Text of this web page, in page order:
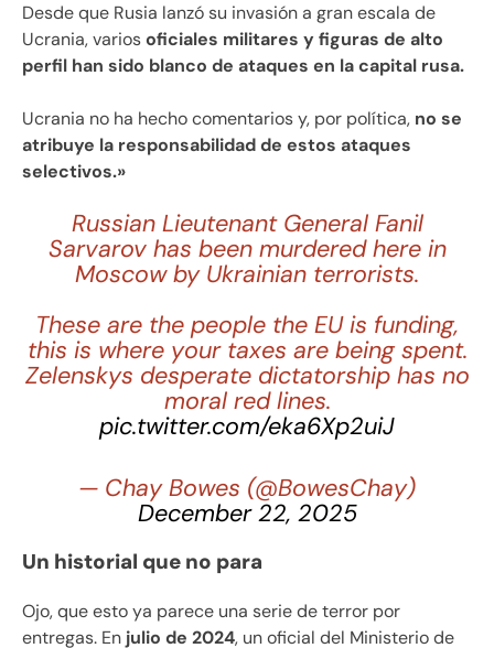
Desde que Rusia lanzó su invasión a gran escala de
Ucrania, variosoficiales militares y figuras de alto
perfil han sido blanco de ataques en la capital rusa.
Ucrania no ha hecho comentarios y, por política, no se
atribuye la responsabilidad de estos ataques
selectivos.»
Russian Lieutenant General Fanil
Sarvarov has been murdered here in
Moscow by Ukrainian terrorists.
These are the people the EU is funding,
this is where your taxes are being spent.
Zelenskys desperate dictatorship has no
moral red lines.
pic.twitter.com/eka6Xp2uiJ
— Chay Bowes (@BowesChay)
December 22, 2025
Un historial que no para
Ojo, que esto ya parece una serie de terror por
entregas. En julio de 2024, un oficial del Ministerio de